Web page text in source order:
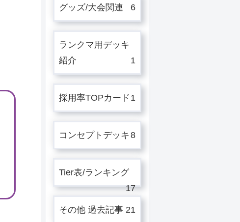
グッズ/大会関連 6
ランクマ用デッキ
紹介
1
採用率TOPカード 1
コンセプトデッキ 8
Tier表/ランキング
17
その他 過去記事 21